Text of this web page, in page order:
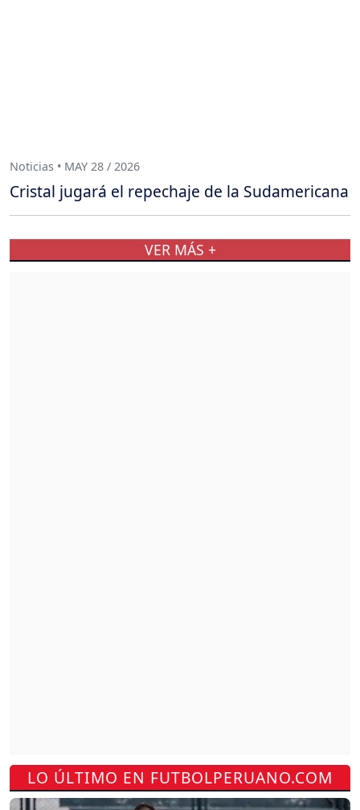
LO ÚLTIMO EN FUTBOLPERUANO.COM
Noticias • MAY 28 / 2026
Cristal jugará el repechaje de la Sudamericana
VER MÁS +